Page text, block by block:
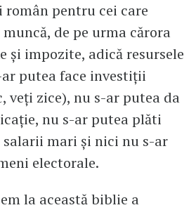
pentru cei care
de pe urma cărora
şi impozite, adică resursele
putea face investiții
veți zice), nu s-ar putea da
nu s-ar putea plăti
salarii mari și nici nu s-ar
electorale.
la această biblie a